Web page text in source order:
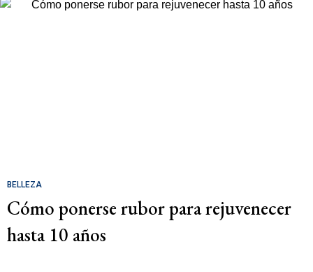
BELLEZA
Cómo ponerse rubor para rejuvenecer
hasta 10 años